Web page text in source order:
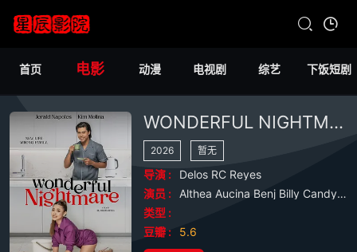
首页 电影 动漫 电视剧 综艺 下饭短剧
WONDERFUL NIGHTMARE
2026 暂无
导演 : Delos RC Reyes
演员 :
Althea Aucina Benj Billy Candy
类型 :
豆瓣 :
5.6